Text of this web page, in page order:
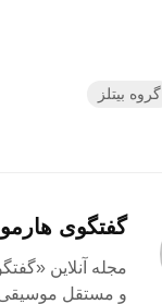
گروه بیتلز
گفتگوی
و مستقل موسیقی